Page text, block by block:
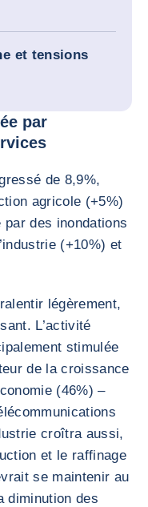
et tensions
par
de 8,9%,
agricole (+5%)
par des inondations
(+10%) et
légèrement,
L’activité
stimulée
de la croissance
(46%) –
croîtra aussi,
et le raffinage
se maintenir au
diminution des